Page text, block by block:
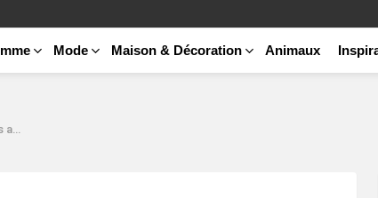
Mode Maison & Décoration Animaux